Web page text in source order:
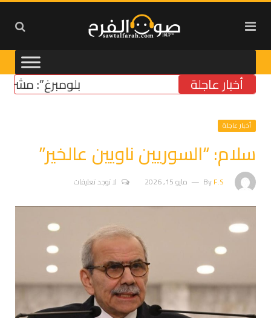
أخبار عاجلة “بلومبرغ”: مشروع
أخبار عاجلة
سلام: “السوريين ناويين عالخير”
ByF.S مايو 15, 2026 لا توجد تعليقات